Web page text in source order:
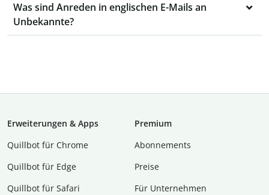
Was sind Anreden in englischen E-Mails an
Unbekannte?
Erweiterungen & Apps
Quillbot für Chrome
Quillbot für Edge
Quillbot für Safari
Premium
Abon­ne­ments
Preise
Für Unternehmen